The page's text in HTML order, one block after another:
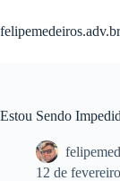
para
o
felipemedeiros.adv.br
Estou Sendo
12 de